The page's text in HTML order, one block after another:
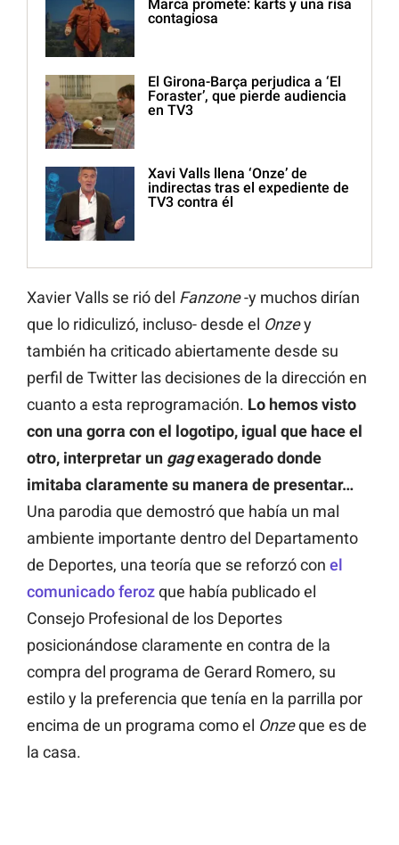
Marca promete: karts y una risa
contagiosa
El Girona-Barça perjudica a ‘El
Foraster’, que pierde audiencia
en TV3
Xavi Valls llena ‘Onze’ de
indirectas tras el expediente de
TV3 contra él
Xavier Valls se rió del Fanzone-y muchos dirían
que lo ridiculizó, incluso- desde el Onzey
también ha criticado abiertamente desde su
perfil de Twitter las decisiones de la dirección en
cuanto a esta reprogramación. Lo hemos visto
con una gorra con el logotipo, igual que hace el
otro, interpretar un gagexagerado donde
imitaba claramente su manera de presentar…
Una parodia que demostró que había un mal
ambiente importante dentro del Departamento
de Deportes, una teoría que se reforzó con el
comunicado ferozque había publicado el
Consejo Profesional de los Deportes
posicionándose claramente en contra de la
compra del programa de Gerard Romero, su
estilo y la preferencia que tenía en la parrilla por
encima de un programa como el Onzeque es de
la casa.